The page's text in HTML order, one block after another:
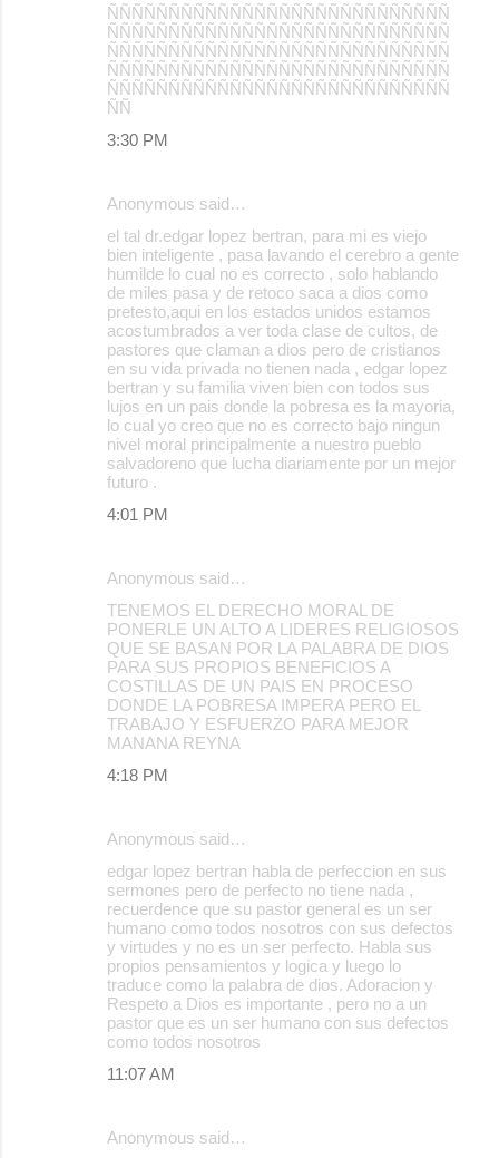
ÑÑÑÑÑÑÑÑÑÑÑÑÑÑÑÑÑÑÑÑÑÑÑÑÑÑÑÑ
ÑÑÑÑÑÑÑÑÑÑÑÑÑÑÑÑÑÑÑÑÑÑÑÑÑÑÑÑ
ÑÑÑÑÑÑÑÑÑÑÑÑÑÑÑÑÑÑÑÑÑÑÑÑÑÑÑÑ
ÑÑÑÑÑÑÑÑÑÑÑÑÑÑÑÑÑÑÑÑÑÑÑÑÑÑÑÑ
ÑÑÑÑÑÑÑÑÑÑÑÑÑÑÑÑÑÑÑÑÑÑÑÑÑÑÑÑ
ÑÑ
3:30 PM
Anonymous said…
el tal dr.edgar lopez bertran, para mi es viejo
bien inteligente , pasa lavando el cerebro a gente
humilde lo cual no es correcto , solo hablando
de miles pasa y de retoco saca a dios como
pretesto,aqui en los estados unidos estamos
acostumbrados a ver toda clase de cultos, de
pastores que claman a dios pero de cristianos
en su vida privada no tienen nada , edgar lopez
bertran y su familia viven bien con todos sus
lujos en un pais donde la pobresa es la mayoria,
lo cual yo creo que no es correcto bajo ningun
nivel moral principalmente a nuestro pueblo
salvadoreno que lucha diariamente por un mejor
futuro .
4:01 PM
Anonymous said…
TENEMOS EL DERECHO MORAL DE
PONERLE UN ALTO A LIDERES RELIGIOSOS
QUE SE BASAN POR LA PALABRA DE DIOS
PARA SUS PROPIOS BENEFICIOS A
COSTILLAS DE UN PAIS EN PROCESO
DONDE LA POBRESA IMPERA PERO EL
TRABAJO Y ESFUERZO PARA MEJOR
MANANA REYNA
4:18 PM
Anonymous said…
edgar lopez bertran habla de perfeccion en sus
sermones pero de perfecto no tiene nada ,
recuerdence que su pastor general es un ser
humano como todos nosotros con sus defectos
y virtudes y no es un ser perfecto. Habla sus
propios pensamientos y logica y luego lo
traduce como la palabra de dios. Adoracion y
Respeto a Dios es importante , pero no a un
pastor que es un ser humano con sus defectos
como todos nosotros
11:07 AM
Anonymous said…